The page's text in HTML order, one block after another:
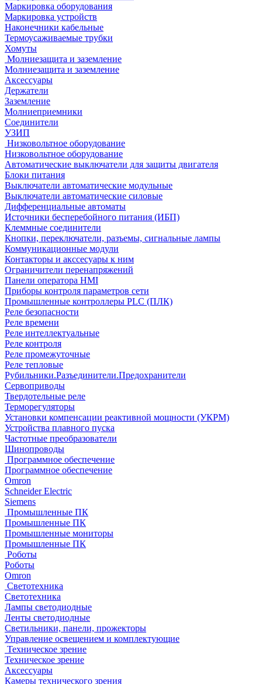
Маркировка оборудования
Маркировка устройств
Наконечники кабельные
Термоусаживаемые трубки
Хомуты
Молниезащита и заземление
Молниезащита и заземление
Аксессуары
Держатели
Заземление
Молниеприемники
Соединители
УЗИП
Низковольтное оборудование
Низковольтное оборудование
Автоматические выключатели для защиты двигателя
Блоки питания
Выключатели автоматические модульные
Выключатели автоматические силовые
Дифференциальные автоматы
Источники бесперебойного питания (ИБП)
Клеммные соединители
Кнопки, переключатели, разъемы, сигнальные лампы
Коммуникационные модули
Контакторы и акссесуары к ним
Ограничители перенапряжений
Панели оператора HMI
Приборы контроля параметров сети
Промышленные контроллеры PLC (ПЛК)
Реле безопасности
Реле времени
Реле интеллектуальные
Реле контроля
Реле промежуточные
Реле тепловые
Рубильники.Разъединители.Предохранители
Сервоприводы
Твердотельные реле
Терморегуляторы
Установки компенсации реактивной мощности (УКРМ)
Устройства плавного пуска
Частотные преобразователи
Шинопроводы
Программное обеспечение
Программное обеспечение
Omron
Schneider Electric
Siemens
Промышленные ПК
Промышленные ПК
Промышленные мониторы
Промышленные ПК
Роботы
Роботы
Omron
Светотехника
Светотехника
Лампы светодиодные
Ленты светодиодные
Светильники, панели, прожекторы
Управление освещением и комплектующие
Техническое зрение
Техническое зрение
Аксессуары
Камеры технического зрения